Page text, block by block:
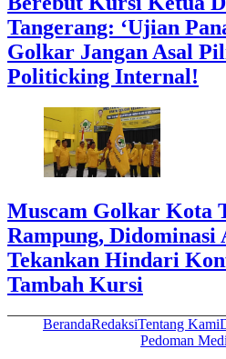
Tangerang: ‘Ujian
Golkar Jangan Asal
Politicking Internal!
Muscam Golkar Kota
Rampung, Didominasi
Tekankan Hindari
Tambah Kursi
BerandaRedaksiTentang Kami
Pedoman